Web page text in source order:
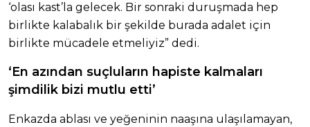
‘olası kast’la gelecek. Bir sonraki duruşmada hep
birlikte kalabalık bir şekilde burada adalet için
birlikte mücadele etmeliyiz” dedi.
‘En azından suçluların hapiste kalmaları
şimdilik bizi mutlu etti’
Enkazda ablası ve yeğeninin naaşına ulaşılamayan,